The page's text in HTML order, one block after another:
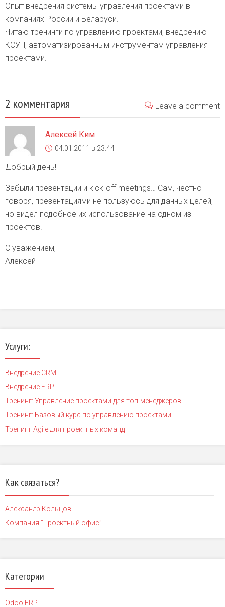
Опыт внедрения системы управления проектами в
компаниях России и Беларуси.
Читаю тренинги по управлению проектами, внедрению
КСУП, автоматизированным инструментам управления
проектами.
2 комментария Leave a comment
Алексей Ким:
04.01.2011 в 23:44
Добрый день!
Забыли презентации и kick-off meetings… Сам, честно
говоря, презентациями не пользуюсь для данных целей,
но видел подобное их использование на одном из
проектов.
С уважением,
Алексей
Услуги:
Внедрение CRM
Внедрение ERP
Тренинг: Управление проектами для топ-менеджеров
Тренинг: Базовый курс по управлению проектами
Тренинг Agile для проектных команд
Как связаться?
Александр Кольцов
Компания “Проектный офис”
Категории
Odoo ERP